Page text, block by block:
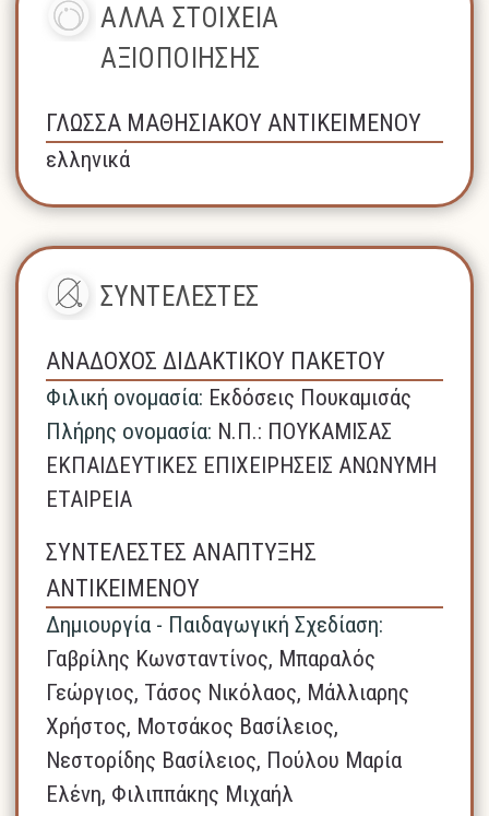
ΑΛΛΑ ΣΤΟΙΧΕΙΑ
ΑΞΙΟΠΟΙΗΣΗΣ
ΓΛΩΣΣΑ ΜΑΘΗΣΙΑΚΟΥ ΑΝΤΙΚΕΙΜΕΝΟΥ
ελληνικά
ΣΥΝΤΕΛΕΣΤΕΣ
ΑΝΑΔΟΧΟΣ ΔΙΔΑΚΤΙΚΟΥ ΠΑΚΕΤΟΥ
Φιλική ονομασία: Εκδόσεις Πουκαμισάς
Πλήρης ονομασία: N.Π.: ΠΟΥΚΑΜΙΣΑΣ
ΕΚΠΑΙΔΕΥΤΙΚΕΣ ΕΠΙΧΕΙΡΗΣΕΙΣ ΑΝΩΝΥΜΗ
ΕΤΑΙΡΕΙΑ
ΣΥΝΤΕΛΕΣΤΕΣ ΑΝΑΠΤΥΞΗΣ
ΑΝΤΙΚΕΙΜΕΝΟΥ
Δημιουργία - Παιδαγωγική Σχεδίαση:
Γαβρίλης Κωνσταντίνος, Μπαραλός
Γεώργιος, Τάσος Νικόλαος, Μάλλιαρης
Χρήστος, Μοτσάκος Βασίλειος,
Νεστορίδης Βασίλειος, Πούλου Μαρία
Ελένη, Φιλιππάκης Μιχαήλ